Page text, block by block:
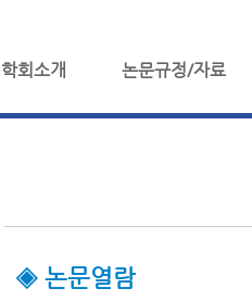
학회소개 논문규정/자료
◈ 논문열람